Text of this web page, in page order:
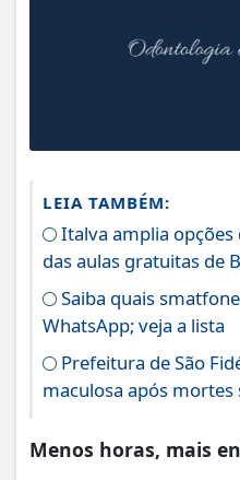
LEIA TAMBÉM:
Italva amplia opções
das aulas gratuitas de
Saiba quais
WhatsApp; veja a lista
Prefeitura de São
maculosa após mortes
Menos horas, mais